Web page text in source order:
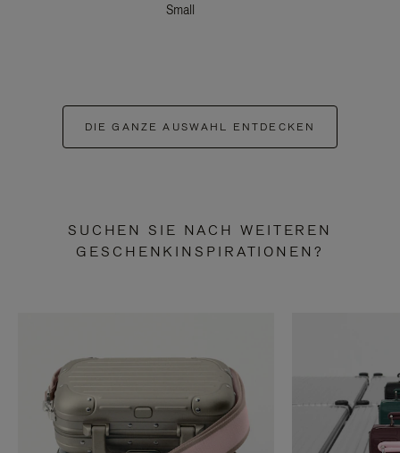
Small
DIE GANZE AUSWAHL ENTDECKEN
SUCHEN SIE NACH WEITEREN
GESCHENKINSPIRATIONEN?